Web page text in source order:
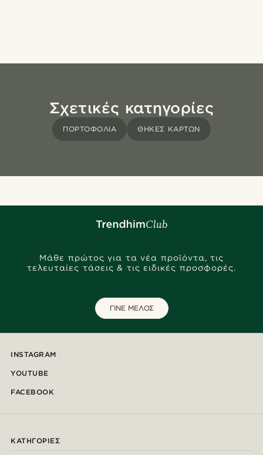
Σχετικές κατηγορίες
ΠΟΡΤΟΦΌΛΙΑ ΘΉΚΕΣ ΚΑΡΤΏΝ
Μάθε πρώτος για τα νέα προϊόντα, τις
τελευταίες τάσεις & τις ειδικές προσφορές.
ΓΙΝΕ ΜΕΛΟΣ
INSTAGRAM
YOUTUBE
FACEBOOK
ΚΑΤΗΓΟΡΊΕΣ